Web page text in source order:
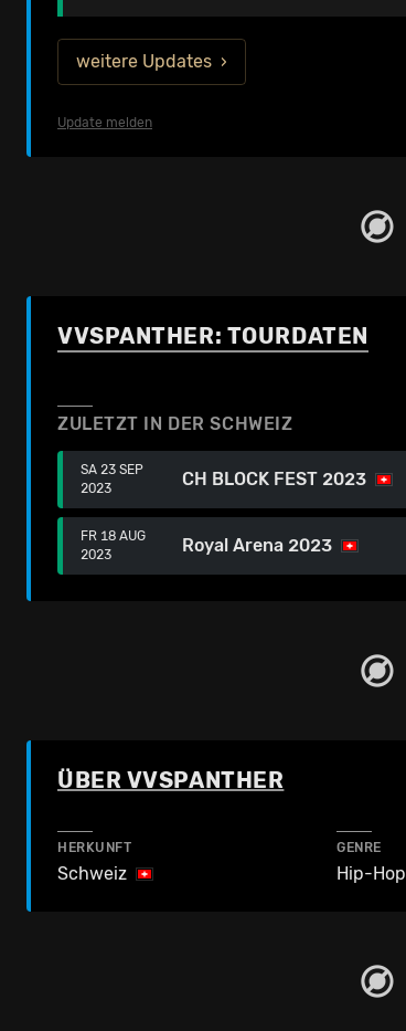
weitere Updates
Update melden
VVSPANTHER: TOURDATEN
ZULETZT IN DER SCHWEIZ
SA 23 SEP
2023
CH BLOCK FEST 2023
FR 18 AUG
2023
Royal Arena 2023
ÜBER VVSPANTHER
HERKUNFT
Schweiz
GENRE
Hip-Hop